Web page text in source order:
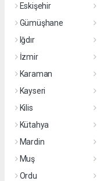
Eskişehir
Gümüşhane
Iğdır
İzmir
Karaman
Kayseri
Kilis
Kütahya
Mardin
Muş
Ordu